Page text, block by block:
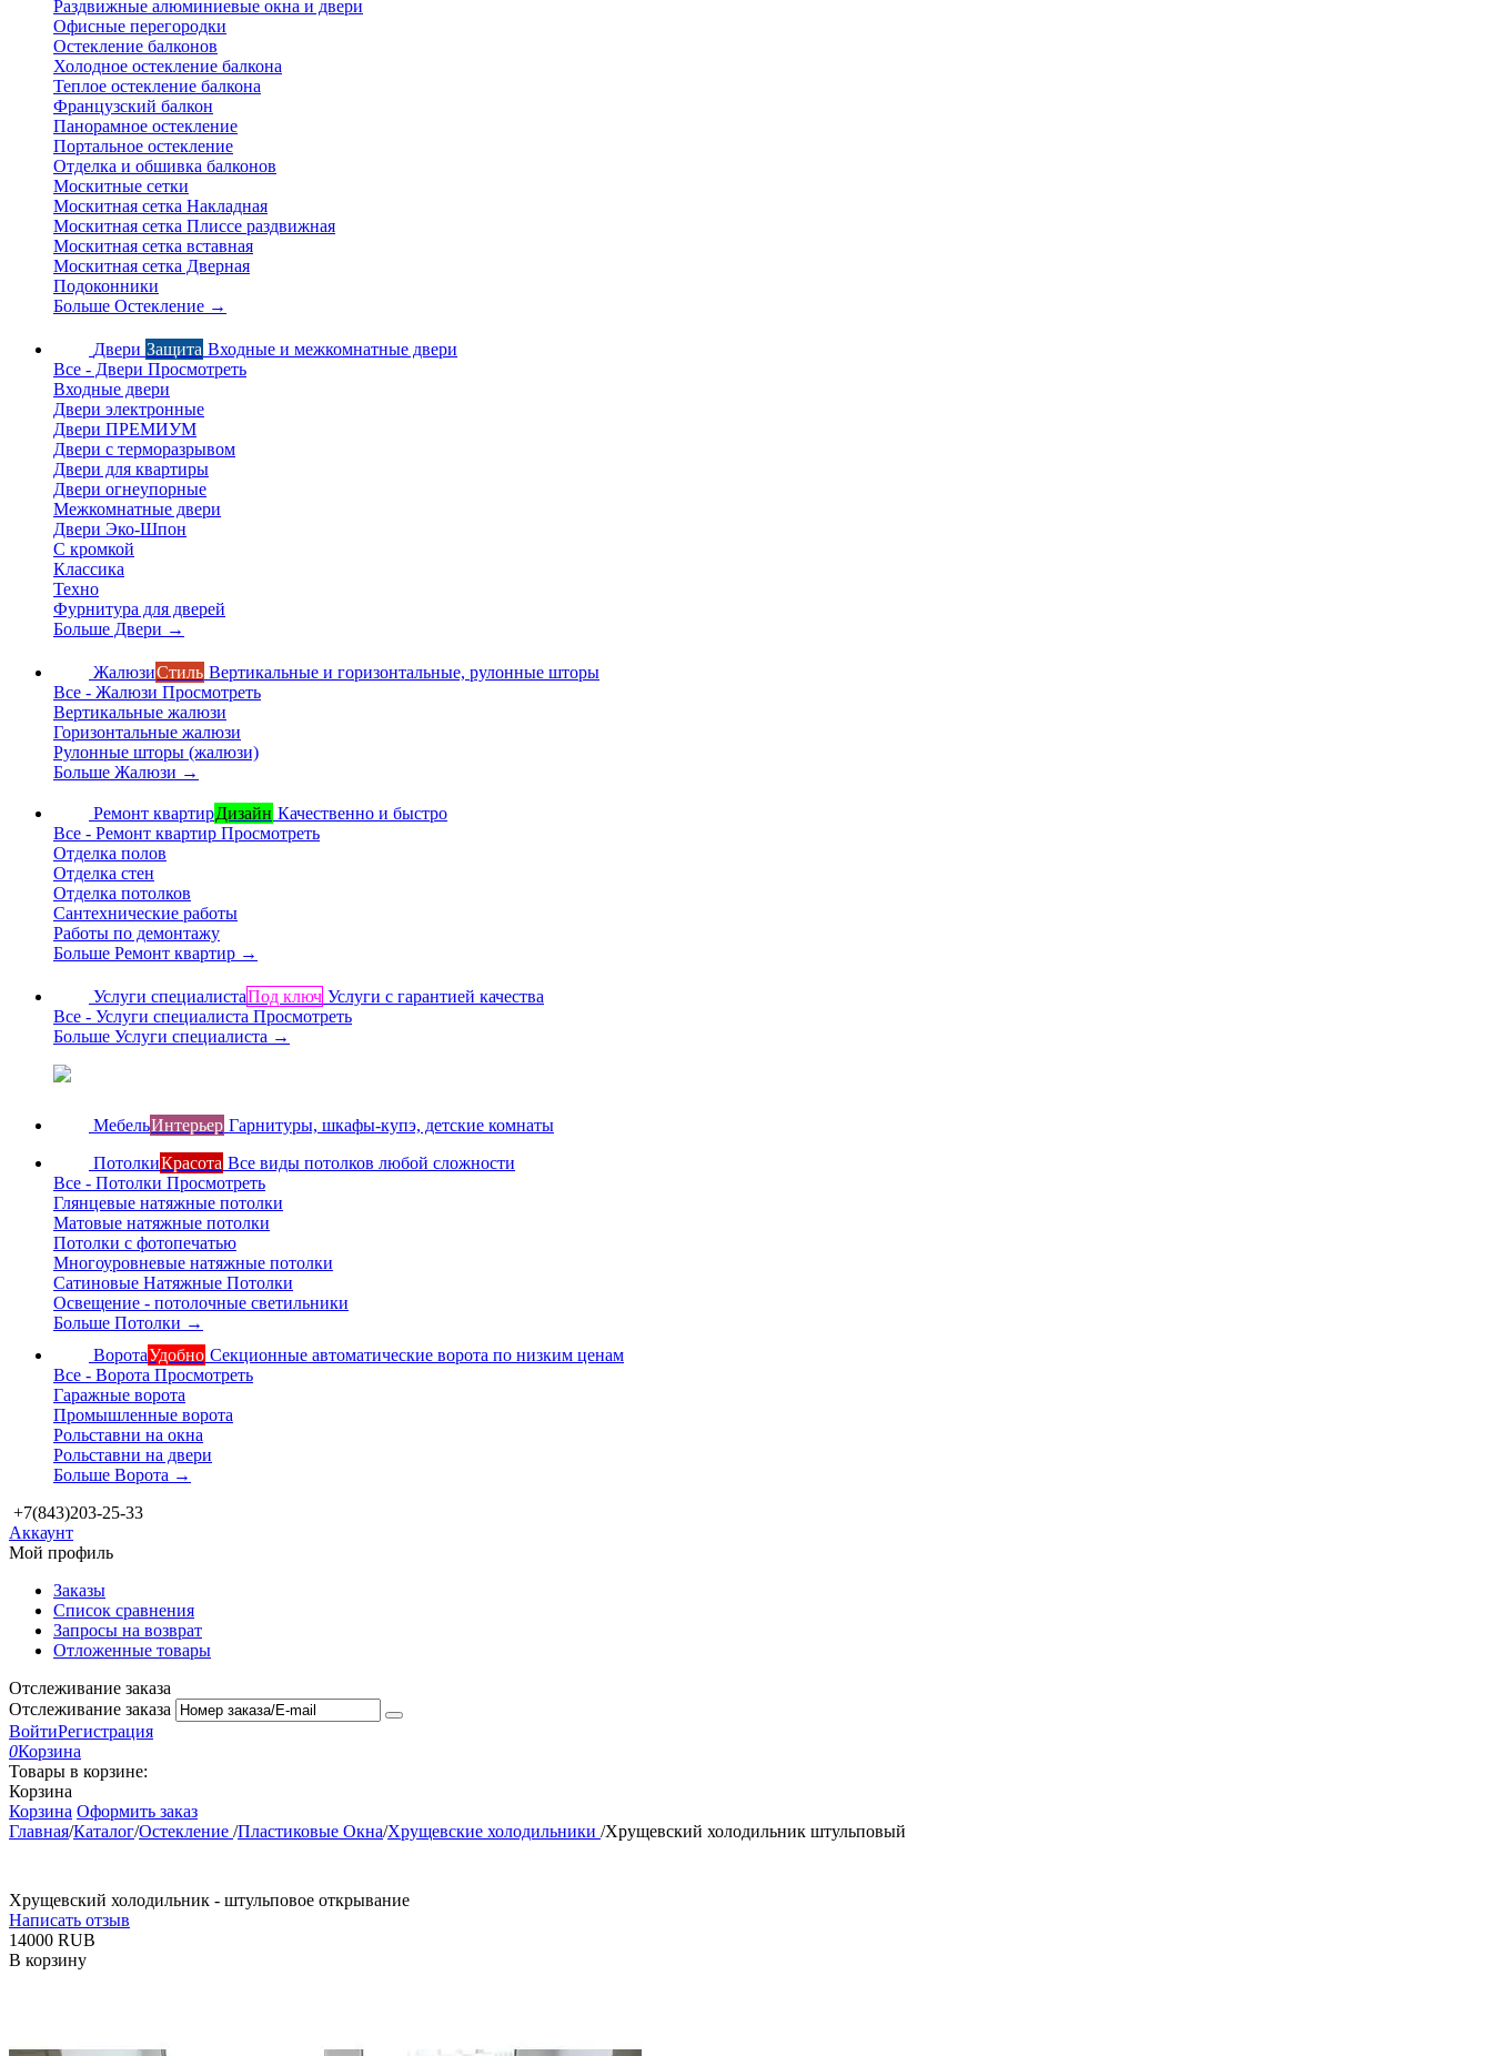
Раздвижные алюминиевые окна и двери
Офисные перегородки
Остекление балконов
Холодное остекление балкона
Теплое остекление балкона
Французский балкон
Панорамное остекление
Портальное остекление
Отделка и обшивка балконов
Москитные сетки
Москитная сетка Накладная
Москитная сетка Плиссе раздвижная
Москитная сетка вставная
Москитная сетка Дверная
Подоконники
Больше Остекление →
Двери Защита Входные и межкомнатные двери
Все - Двери Просмотреть
Входные двери
Двери электронные
Двери ПРЕМИУМ
Двери с терморазрывом
Двери для квартиры
Двери огнеупорные
Межкомнатные двери
Двери Эко-Шпон
С кромкой
Классика
Техно
Фурнитура для дверей
Больше Двери →
ЖалюзиСтиль Вертикальные и горизонтальные, рулонные шторы
Все - Жалюзи Просмотреть
Вертикальные жалюзи
Горизонтальные жалюзи
Рулонные шторы (жалюзи)
Больше Жалюзи →
Ремонт квартирДизайн Качественно и быстро
Все - Ремонт квартир Просмотреть
Отделка полов
Отделка стен
Отделка потолков
Сантехнические работы
Работы по демонтажу
Больше Ремонт квартир →
Услуги специалистаПод ключ Услуги с гарантией качества
Все - Услуги специалиста Просмотреть
Больше Услуги специалиста →
МебельИнтерьер Гарнитуры, шкафы-купэ, детские комнаты
ПотолкиКрасота Все виды потолков любой сложности
Все - Потолки Просмотреть
Глянцевые натяжные потолки
Матовые натяжные потолки
Потолки с фотопечатью
Многоуровневые натяжные потолки
Сатиновые Натяжные Потолки
Освещение - потолочные светильники
Больше Потолки →
ВоротаУдобно Секционные автоматические ворота по низким ценам
Все - Ворота Просмотреть
Гаражные ворота
Промышленные ворота
Рольставни на окна
Рольставни на двери
Больше Ворота →
+7(843)203-25-33
Аккаунт
Мой профиль
Заказы
Список сравнения
Запросы на возврат
Отложенные товары
Отслеживание заказа
Отслеживание заказа
ВойтиРегистрация
0Корзина
Товары в корзине:
Корзина
Корзина Оформить заказ
Главная/Каталог/Остекление /Пластиковые Окна/Хрущевские холодильники /Хрущевский холодильник штульповый
Хрущевский холодильник - штульповое открывание
Написать отзыв
‍14000‍ RUB
В корзину